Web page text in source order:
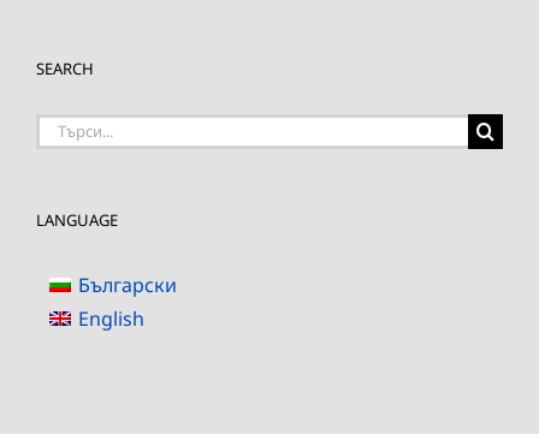
SEARCH
Търсене
LANGUAGE
Български
English